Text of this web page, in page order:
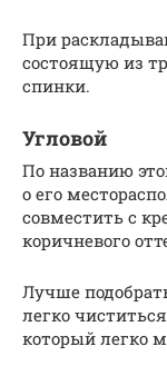
При
состоящую из
спинки.
Угловой
По названию
о его
совместить с
коричневого
Лучше
легко
который легко